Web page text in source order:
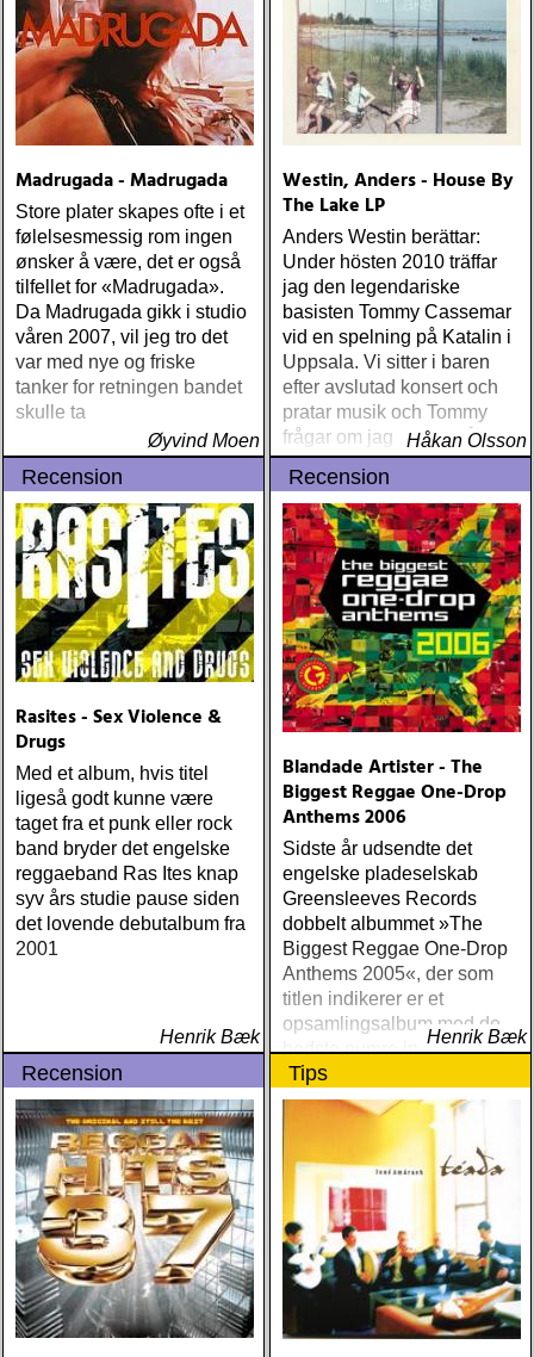
Madrugada - Madrugada
Store plater skapes ofte i et
følelsesmessig rom ingen
ønsker å være, det er også
tilfellet for «Madrugada».
Da Madrugada gikk i studio
våren 2007, vil jeg tro det
var med nye og friske
tanker for retningen bandet
skulle ta
Øyvind Moen
Westin, Anders - House By
The Lake LP
Anders Westin berättar:
Under hösten 2010 träffar
jag den legendariske
basisten Tommy Cassemar
vid en spelning på Katalin i
Uppsala. Vi sitter i baren
efter avslutad konsert och
pratar musik och Tommy
frågar om jag spelar något
instrument
Håkan Olsson
Recension
Rasites - Sex Violence &
Drugs
Med et album, hvis titel
ligeså godt kunne være
taget fra et punk eller rock
band bryder det engelske
reggaeband Ras Ites knap
syv års studie pause siden
det lovende debutalbum fra
2001
Henrik Bæk
Recension
Blandade Artister - The
Biggest Reggae One-Drop
Anthems 2006
Sidste år udsendte det
engelske pladeselskab
Greensleeves Records
dobbelt albummet »The
Biggest Reggae One-Drop
Anthems 2005«, der som
titlen indikerer er et
opsamlingsalbum med de
bedste numre indenfor den
populære reggaestil kaldet
one-drop
Henrik Bæk
Recension Tips